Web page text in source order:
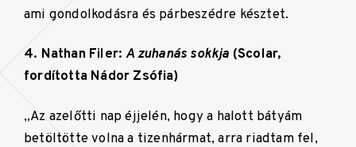
ami gondolkodásra és párbeszédre késztet.
4. Nathan Filer:A zuhanás sokkja (Scolar,
fordította Nádor Zsófia)
„Az azelőtti nap éjjelén, hogy a halott bátyám
betöltötte volna a tizenhármat, arra riadtam fel,